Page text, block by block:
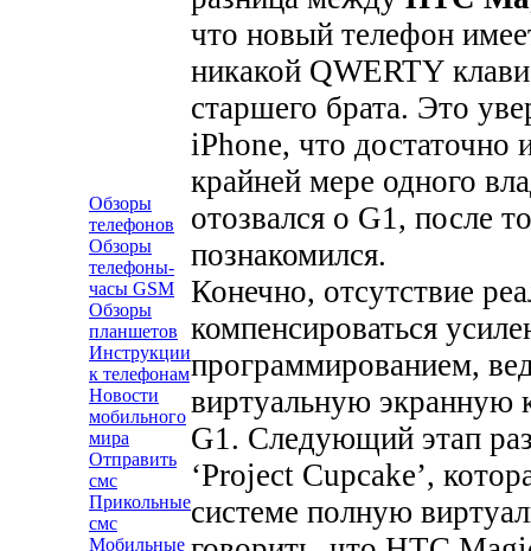
Обзоры
телефонов
Обзоры
телефоны-
часы GSM
Обзоры
планшетов
Инструкции
к телефонам
Новости
мобильного
мира
Отправить
смс
Прикольные
смс
Мобильные
что новый телефон
никакой QWERTY
старшего брата. Это
iPhone, что достаточно
крайней мере одного
отозвался о G1, после
познакомился.
Конечно, отсутствие
компенсироваться
программированием,
виртуальную экранную
G1. Следующий этап
‘Project Cupcake’,
системе полную